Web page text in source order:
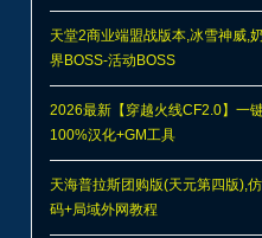
天堂2商业端盟战版本,冰雪神威,
界BOSS-活动BOSS
2026最新【穿越火线CF2.0】一
100%汉化+GM工具
天海普拉斯团购版(天元第四版),
码+局域外网教程